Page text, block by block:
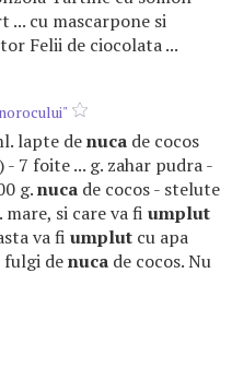
... cu mascarpone si
Felii de ciocolata ...
lapte denuca de cocos
- 7 foite ... g. zahar pudra -
g.nuca de cocos - stelute
mare, si care va fi umplut
va fi umplut cu apa
fulgi denuca de cocos. Nu